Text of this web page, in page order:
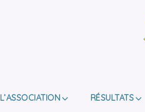
L’ASSOCIATION RÉSULTATS